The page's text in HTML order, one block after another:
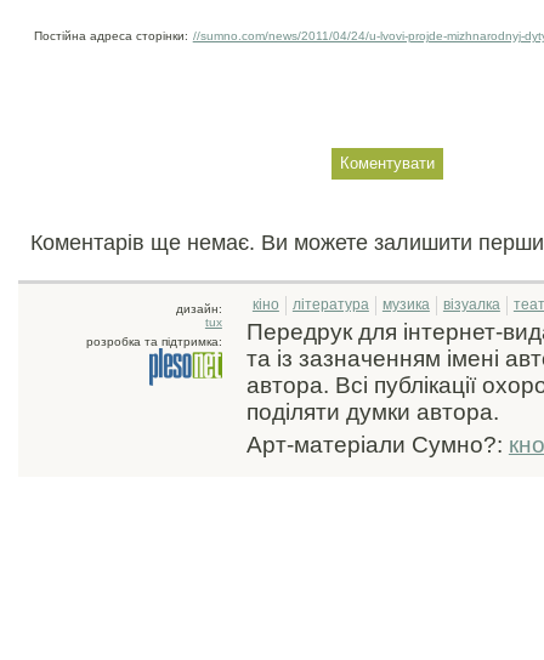
Постійна адреса сторінки: //sumno.com/news/2011/04/24/u-lvovi-projde-mizhnarodnyj-
Коментарів ще немає. Ви можете залишити
дизайн:
tux
розробка та підтримка:
кіно література музика візуалка
Передрук для інтернет-
та із зазначенням імені
автора. Всі публікації
поділяти думки автора.
Арт-матеріали Сумно?: